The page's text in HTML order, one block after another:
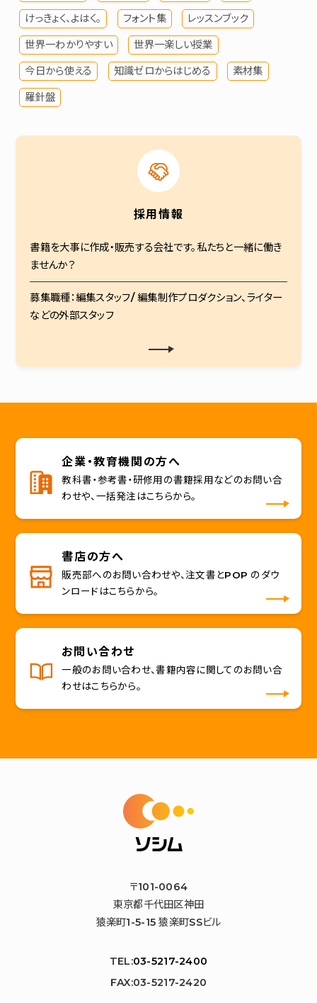
けっきょく、よはく。 フォント集 レッスンブック
世界一わかりやすい 世界一楽しい授業
今日から使える 知識ゼロからはじめる 素材集
羅針盤
採用情報
書籍を大事に作成・販売する会社です。私たちと一緒に働き
ませんか？
募集職種：編集スタッフ/ 編集制作プロダクション、ライター
などの外部スタッフ
企業・教育機関の方へ
教科書・参考書・研修用の書籍採用などのお問い合
わせや、一括発注はこちらから。
書店の方へ
販売部へのお問い合わせや、注文書とPOP のダウ
ンロードはこちらから。
お問い合わせ
一般のお問い合わせ、書籍内容に関してのお問い合
わせはこちらから。
〒101-0064
東京都千代田区神田
猿楽町1-5-15 猿楽町SSビル
TEL:03-5217-2400
FAX:03-5217-2420